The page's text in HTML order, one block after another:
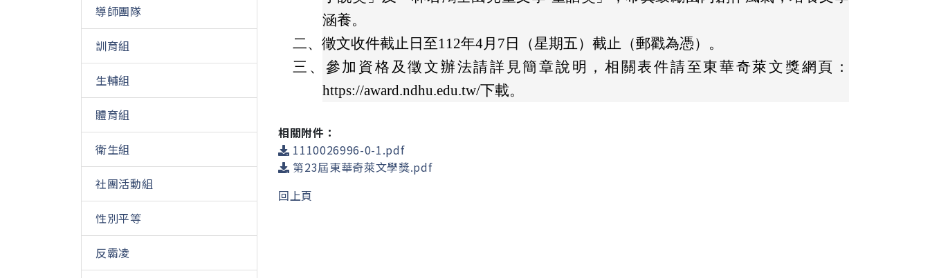
導師團隊
訓育組
生輔組
體育組
衛生組
社團活動組
性別平等
反霸凌
涵養。
二、徵文收件截止日至112年4月7日（星期五）截止（郵戳為憑）。
三、 參加資格及徵文辦法請詳見簡章說明，相關表件請至東華奇萊文獎網頁：
https://award.ndhu.edu.tw/下載。
相關附件：
1110026996-0-1.pdf
第23屆東華奇萊文學獎.pdf
回上頁